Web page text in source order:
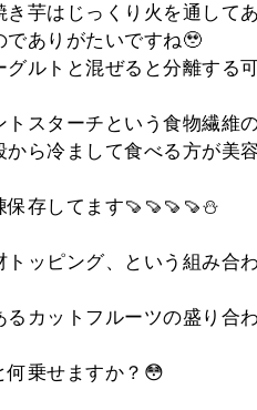
芋はじっくり火を通して
でありがたいですね🥹
ルトと混ぜると分離する
スターチという食物繊維
ら冷まして食べる方が美
存してます🍠🍠🍠🍠⛄️
ッピング、という組み合
カットフルーツの盛り合
何乗せますか？😳